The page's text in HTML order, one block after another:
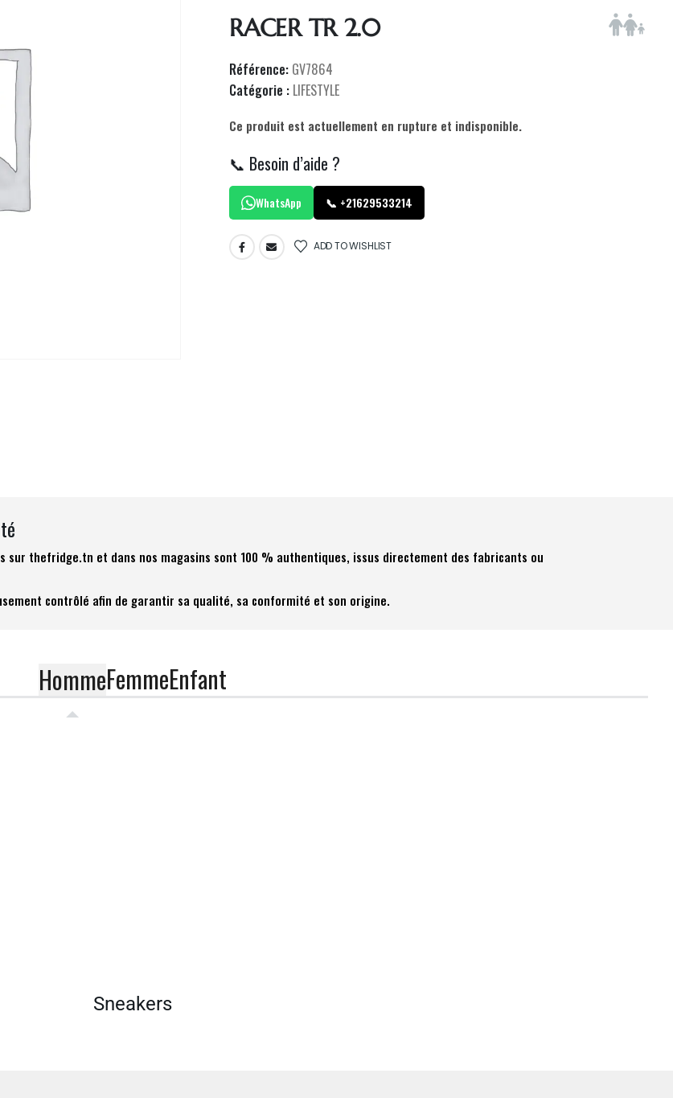
RACER TR 2.0
Référence: GV7864
Catégorie : LIFESTYLE
Ce produit est actuellement en rupture et indisponible.
📞 Besoin d’aide ?
WhatsApp 📞 +21629533214
ADD TO WISHLIST
sur thefridge.tn et dans nos magasins sont 100 % authentiques, issus directement des fabricants ou
contrôlé afin de garantir sa qualité, sa conformité et son origine.
HommeFemmeEnfant
Sneakers